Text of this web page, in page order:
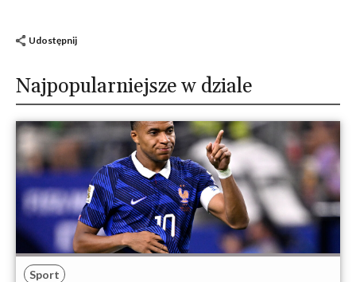
Udostępnij
Najpopularniejsze w dziale
Sport